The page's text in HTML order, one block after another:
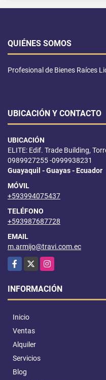
QUIÉNES SOMOS
Profesional de Bienes Raíces
UBICACIÓN Y CONTACTO
UBICACIÓN
ELITE: Edif. Trade Building,
0989927255 -0999938231
Guayaquil - Guayas - Ecuador
MÓVIL
+593994075437
TELÉFONO
+593987687728
EMAIL
m.armijo@travi.com.ec
Facebook
X Instagram
INFORMACIÓN
Inicio
Ventas
Alquiler
Servicios
Blog